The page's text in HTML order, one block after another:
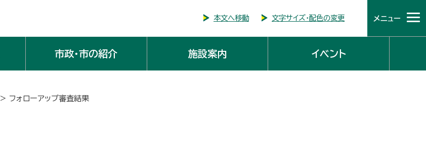
本文へ移動 文字サイズ・配色の変更 メニュー
市政・市の紹介 施設案内 イベント
> フォローアップ審査結果